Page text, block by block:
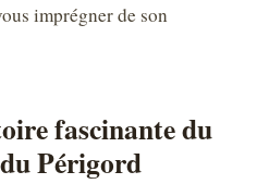
imprégner de son
fascinante du
Périgord